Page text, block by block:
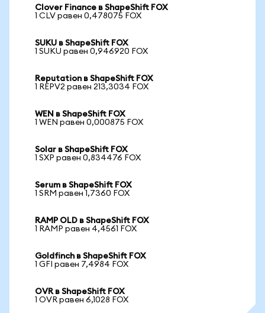
Clover Finance в ShapeShift FOX
1 CLV равен 0,478075 FOX
SUKU в ShapeShift FOX
1 SUKU равен 0,946920 FOX
Reputation в ShapeShift FOX
1 REPV2 равен 213,3034 FOX
WEN в ShapeShift FOX
1 WEN равен 0,000875 FOX
Solar в ShapeShift FOX
1 SXP равен 0,834476 FOX
Serum в ShapeShift FOX
1 SRM равен 1,7360 FOX
RAMP OLD в ShapeShift FOX
1 RAMP равен 4,4561 FOX
Goldfinch в ShapeShift FOX
1 GFI равен 7,4984 FOX
OVR в ShapeShift FOX
1 OVR равен 6,1028 FOX